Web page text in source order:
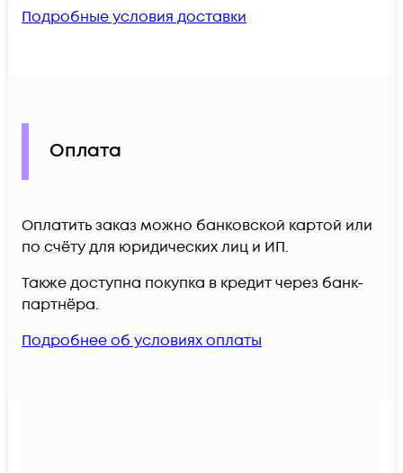
Подробные условия доставки
Оплата
Оплатить заказ можно банковской картой или
по счёту для юридических лиц и ИП.
Также доступна покупка в кредит через банк-
партнёра.
Подробнее об условиях оплаты